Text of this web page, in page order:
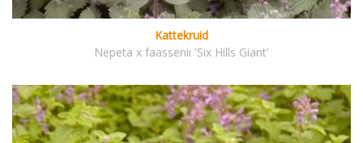
Kattekruid
Nepeta x faassenii 'Six Hills Giant'